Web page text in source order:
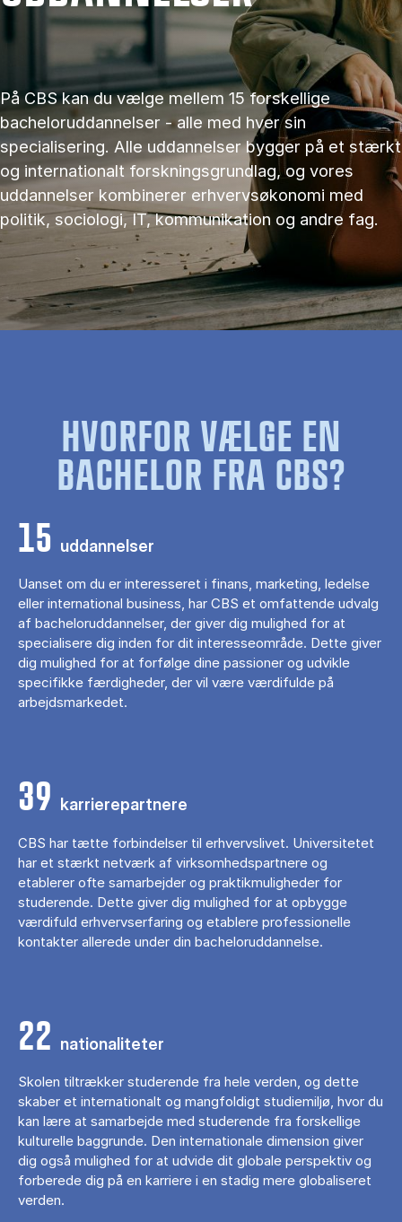
På CBS kan du vælge mellem 15 forskellige
bacheloruddannelser - alle med hver sin
specialisering. Alle uddannelser bygger på et stærkt
og internationalt forskningsgrundlag, og vores
uddannelser kombinerer erhvervsøkonomi med
politik, sociologi, IT, kommunikation og andre fag.
HVORFOR VÆLGE EN
BACHELOR FRA CBS?
15 uddannelser
Uanset om du er interesseret i finans, marketing, ledelse
eller international business, har CBS et omfattende udvalg
af bacheloruddannelser, der giver dig mulighed for at
specialisere dig inden for dit interesseområde. Dette giver
dig mulighed for at forfølge dine passioner og udvikle
specifikke færdigheder, der vil være værdifulde på
arbejdsmarkedet.
39 karrierepartnere
CBS har tætte forbindelser til erhvervslivet. Universitetet
har et stærkt netværk af virksomhedspartnere og
etablerer ofte samarbejder og praktikmuligheder for
studerende. Dette giver dig mulighed for at opbygge
værdifuld erhvervserfaring og etablere professionelle
kontakter allerede under din bacheloruddannelse.
22 nationaliteter
Skolen tiltrækker studerende fra hele verden, og dette
skaber et internationalt og mangfoldigt studiemiljø, hvor du
kan lære at samarbejde med studerende fra forskellige
kulturelle baggrunde. Den internationale dimension giver
dig også mulighed for at udvide dit globale perspektiv og
forberede dig på en karriere i en stadig mere globaliseret
verden.